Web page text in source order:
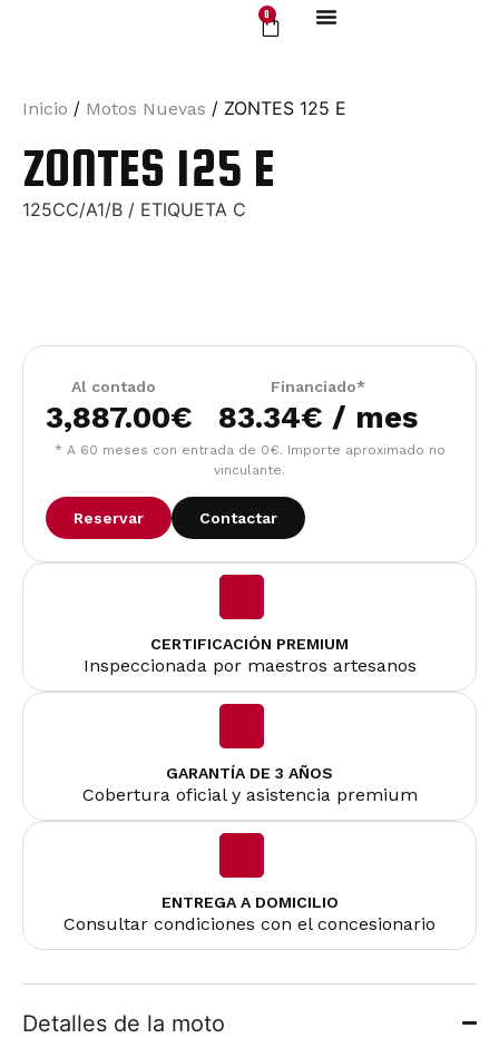
0
Inicio / Motos Nuevas / ZONTES 125 E
Detalles de la moto
ZONTES 125 E
125CC/A1/B / ETIQUETA C
Al contado
3,887.00€
Financiado*
83.34€ / mes
* A 60 meses con entrada de 0€. Importe aproximado no
vinculante.
Reservar Contactar
CERTIFICACIÓN PREMIUM
Inspeccionada por maestros artesanos
GARANTÍA DE 3 AÑOS
Cobertura oficial y asistencia premium
ENTREGA A DOMICILIO
Consultar condiciones con el concesionario